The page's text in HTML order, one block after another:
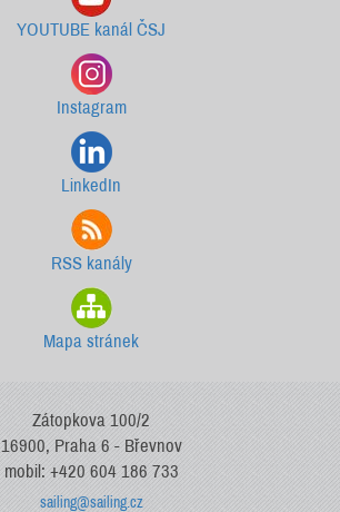
YOUTUBE kanál ČSJ
Instagram
LinkedIn
RSS kanály
Mapa stránek
Zátopkova 100/2
16900, Praha 6 - Břevnov
mobil: +420 604 186 733
sailing@sailing.cz